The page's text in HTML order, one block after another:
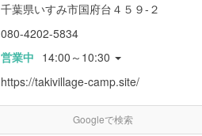
千葉県いすみ市国府台４５９-２
080-4202-5834
営業中 14:00～10:30
https://takivillage-camp.site/
Googleで検索